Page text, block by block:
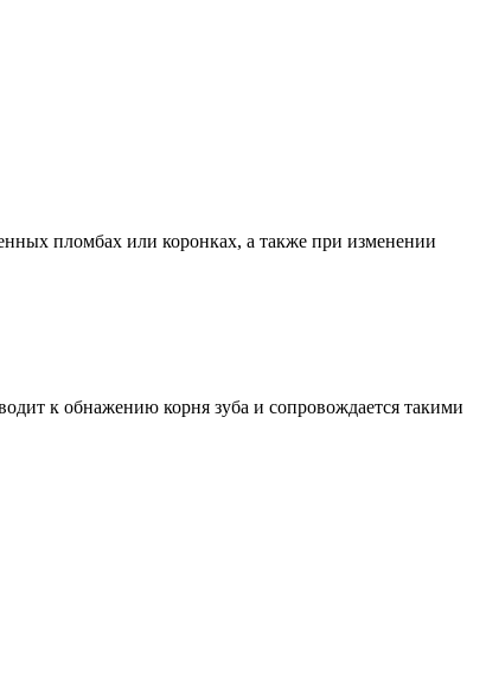
пломбах или коронках, а также при изменении
к обнажению корня зуба и сопровождается такими